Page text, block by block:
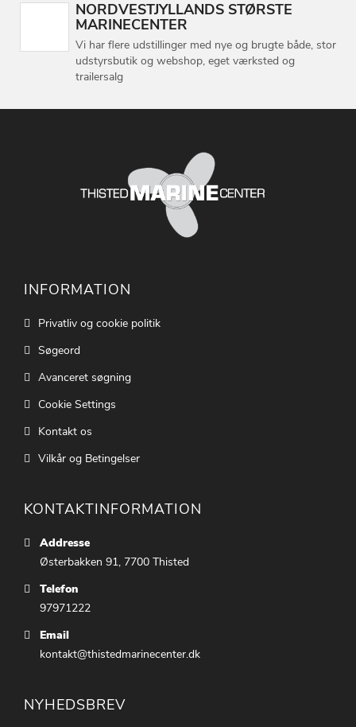
NORDVESTJYLLANDS STØRSTE
MARINECENTER
Vi har flere udstillinger med nye og brugte både, stor
udstyrsbutik og webshop, eget værksted og
trailersalg
INFORMATION
Privatliv og cookie politik
Søgeord
Avanceret søgning
Cookie Settings
Kontakt os
Vilkår og Betingelser
KONTAKTINFORMATION
Addresse
Østerbakken 91, 7700 Thisted
Telefon
97971222
Email
kontakt@thistedmarinecenter.dk
NYHEDSBREV